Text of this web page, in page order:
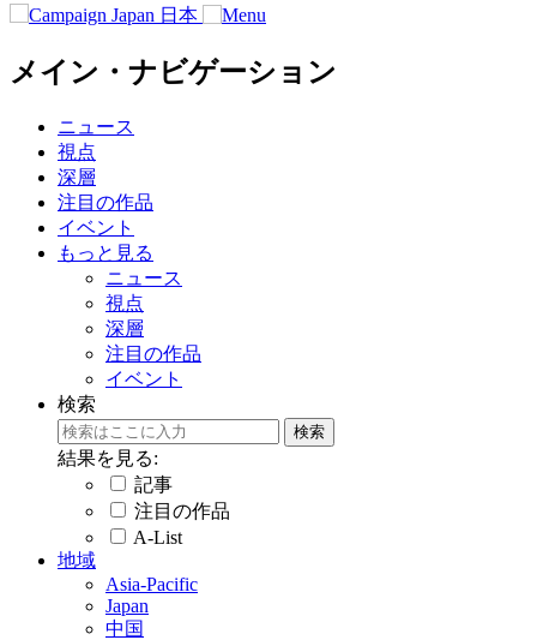
メイン・ナビゲーション
ニュース
視点
深層
注目の作品
イベント
もっと見る
ニュース
視点
深層
注目の作品
イベント
検索
結果を見る:
記事
注目の作品
A-List
地域
Asia-Pacific
Japan
中国